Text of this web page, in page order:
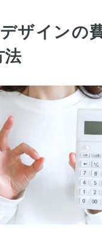
ザインの
法